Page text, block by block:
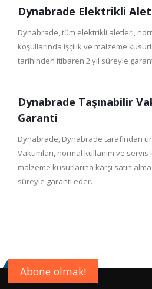
Dynabrade Elektrikli
Dynabrade, tüm elektrikli aletleri,
koşullarında işçilik ve malzeme
tarihinden itibaren 2 yıl süreyle
Dynabrade Taşınabilir
Garanti
Dynabrade, Dynabrade tarafından
Vakumları, normal kullanım ve servis
malzeme kusurlarına karşı satın
süreyle garanti eder.
Abone olmak!